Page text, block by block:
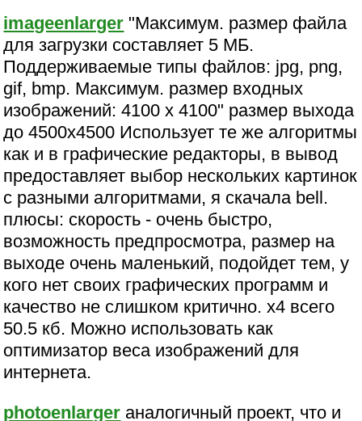
imageenlarger "Максимум. размер файла
для загрузки составляет 5 МБ.
Поддерживаемые типы файлов: jpg, png,
gif, bmp. Максимум. размер входных
изображений: 4100 x 4100" размер выхода
до 4500х4500 Использует те же алгоритмы
как и в графические редакторы, в вывод
предоставляет выбор нескольких картинок
с разными алгоритмами, я скачала bell.
плюсы: скорость - очень быстро,
возможность предпросмотра, размер на
выходе очень маленький, подойдет тем, у
кого нет своих графических программ и
качество не слишком критично. х4 всего
50.5 кб. Можно использовать как
оптимизатор веса изображений для
интернета.
photoenlarger аналогичный проект, что и